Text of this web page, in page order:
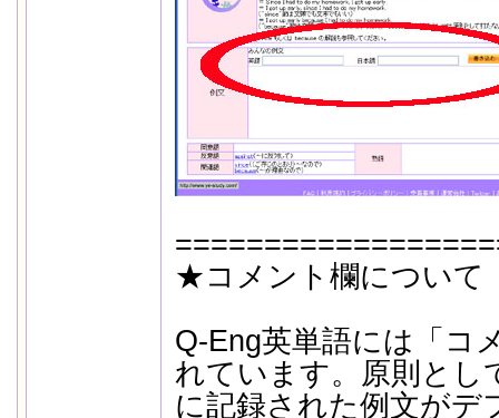
★コメント欄について
Q-Eng英単語には「コ
れています。原則とし
に記録された例文がデ